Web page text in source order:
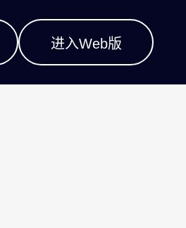
进入Web版